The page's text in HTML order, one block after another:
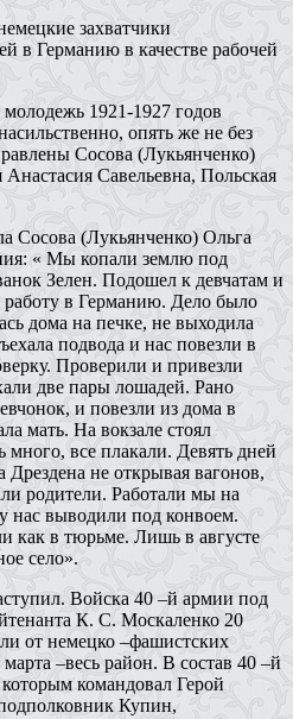
захватчики
в Германию в качестве рабочей
1921-1927 годов
опять же не без
Сосова (Лукьянченко)
Савельевна, Польская
Сосова (Лукьянченко) Ольга
« Мы копали землю под
Зелен. Подошел к девчатам и
работу в Германию. Дело было
дома на печке, не выходила
подвода и нас повезли в
Проверили и привезли
две пары лошадей. Рано
и повезли из дома в
мать. На вокзале стоял
все плакали. Девять дней
не открывая вагонов,
родители. Работали мы на
нас выводили под конвоем.
как в тюрьме. Лишь в августе
село».
Войска 40 –й армии под
К. С. Москаленко 20
от немецко –фашистских
–весь район. В состав 40 –й
командовал Герой
Купин,